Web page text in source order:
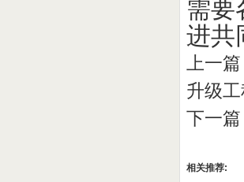
需要
进共
上一篇
升级
下一篇
相关推荐: